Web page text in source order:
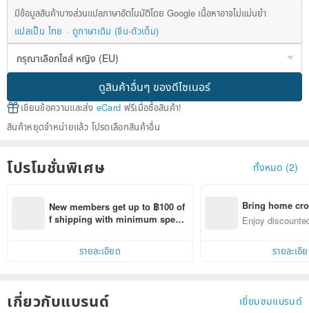
มีข้อมูลสินค้าบางส่วนแปลภาษาอัตโนมัติโดย Google เนื้อหาอาจไม่แม่นยำ
แปลเป็น ไทย
ดูภาษาเดิม (จีน-ตัวเต็ม)
ดูสินค้าอื่นๆ ของดีไซเนอร์
เขียนข้อความและส่ง eCard ฟรีเมื่อซื้อสินค้า!
สินค้าหยุดจำหน่ายแล้ว โปรดเลือกสินค้าอื่น
โปรโมชั่นพิเศษ ทั้งหมด (2)
New members get up to ฿100 of
f shipping with minimum spen
within 7 days!
รายละเอียด
Bring home
n with ease
Enjoy
รายละเอี
เกี่ยวกับแบรนด์ เยี่ยมชมแบรนด์